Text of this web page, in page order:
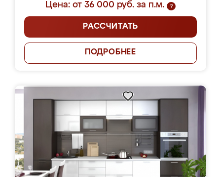
Цена: от 36 000 руб. за п.м.
?
РАССЧИТАТЬ
ПОДРОБНЕЕ